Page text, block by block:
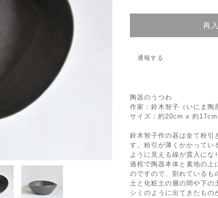
再
通報する
陶器のうつわ
作家：鈴木智子（いにま陶
サイズ：約20cm x 約
鈴木智子作の器は全て粉引
す。粉引が薄くかかってい
ように見える線が貫入にな
過程で陶器本体と素地の上
のですので、割れているも
土と化粧土の層の間や下の
シミのように出てきたもの